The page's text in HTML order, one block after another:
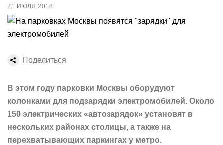
В этом году парковки Москвы оборудуют
колонками для подзарядки электромобилей. Около
150 электрических «автозарядок» установят в
нескольких районах столицы, а также на
перехватывающих паркингах у метро.
21 ИЮЛЯ 2018
Поделиться